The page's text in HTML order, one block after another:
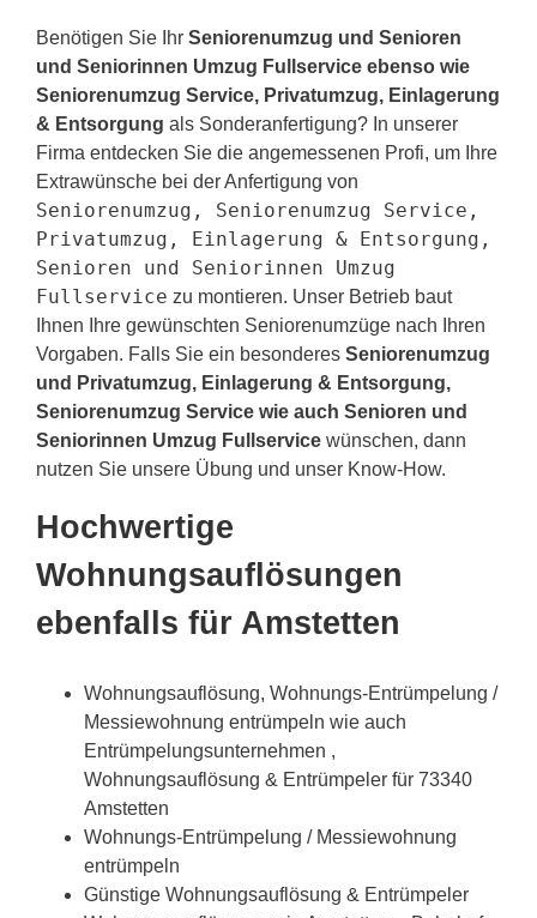
Benötigen Sie Ihr Seniorenumzug und Senioren
und Seniorinnen Umzug Fullservice ebenso wie
Seniorenumzug Service, Privatumzug, Einlagerung
& Entsorgung als Sonderanfertigung? In unserer
Firma entdecken Sie die angemessenen Profi, um Ihre
Extrawünsche bei der Anfertigung von
Seniorenumzug, Seniorenumzug Service,
Privatumzug, Einlagerung & Entsorgung,
Senioren und Seniorinnen Umzug
Fullservice zu montieren. Unser Betrieb baut
Ihnen Ihre gewünschten Seniorenumzüge nach Ihren
Vorgaben. Falls Sie ein besonderes Seniorenumzug
und Privatumzug, Einlagerung & Entsorgung,
Seniorenumzug Service wie auch Senioren und
Seniorinnen Umzug Fullservice wünschen, dann
nutzen Sie unsere Übung und unser Know-How.
Hochwertige
Wohnungsauflösungen
ebenfalls für Amstetten
Wohnungsauflösung, Wohnungs-Entrümpelung /
Messiewohnung entrümpeln wie auch
Entrümpelungsunternehmen ,
Wohnungsauflösung & Entrümpeler für 73340
Amstetten
Wohnungs-Entrümpelung / Messiewohnung
entrümpeln
Günstige Wohnungsauflösung & Entrümpeler